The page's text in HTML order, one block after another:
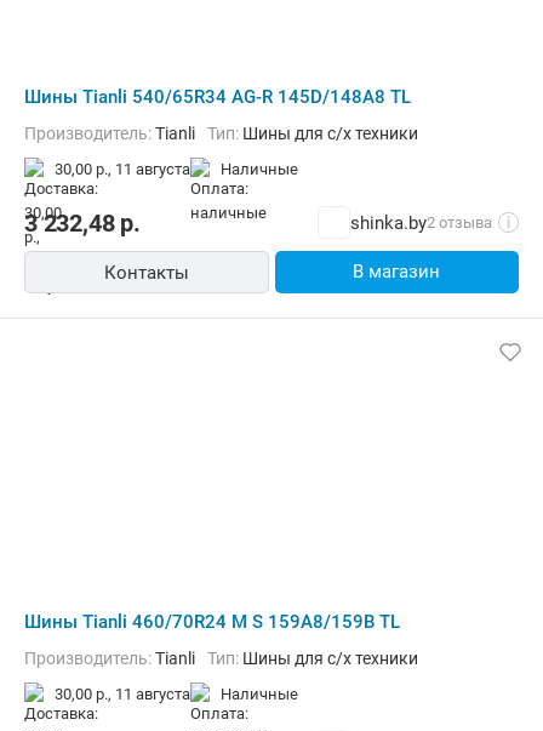
Шины Tianli 540/65R34 AG-R 145D/148A8 TL
Производитель:Tianli Тип: Шины для с/х техники
30,00 р., 11 августа наличные
3 232,48р. shinka.by2 отзыва i
Контакты В магазин
Шины Tianli 460/70R24 M S 159A8/159B TL
Производитель:Tianli Тип: Шины для с/х техники
30,00 р., 11 августа наличные